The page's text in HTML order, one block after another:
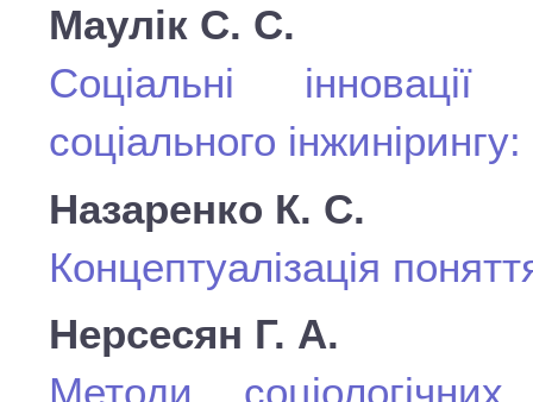
Маулік С. С.
Cоціальні
соціального
Назаренко К. С.
Концептуалізація
Нерсесян Г. А.
Методи